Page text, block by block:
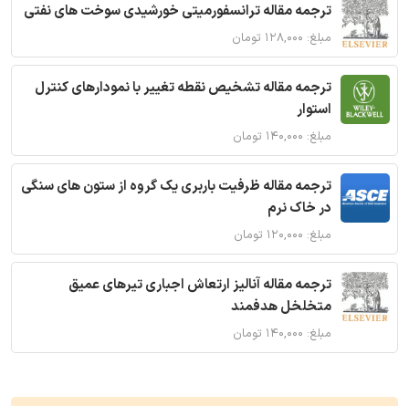
ترجمه مقاله ترانسفورمیتی خورشیدی سوخت های نفتی
مبلغ: ۱۲۸,۰۰۰ تومان
ترجمه مقاله تشخیص نقطه تغییر با نمودارهای کنترل
استوار
مبلغ: ۱۴۰,۰۰۰ تومان
ترجمه مقاله ظرفیت باربری یک گروه از ستون های سنگی
در خاک نرم
مبلغ: ۱۲۰,۰۰۰ تومان
ترجمه مقاله آنالیز ارتعاش اجباری تیرهای عمیق
متخلخل هدفمند
مبلغ: ۱۴۰,۰۰۰ تومان